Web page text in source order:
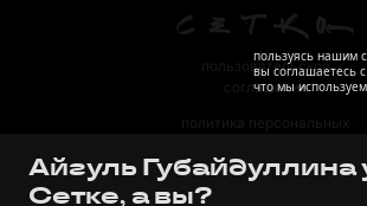
пользовательское
соглашение
политика персональных
правила
Айгуль Губайдуллина
Сетке, а вы?
пользуясь нашим
вы соглашаетесь
что мы используем